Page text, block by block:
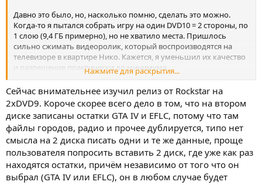
Давно это было, но, насколько помню, сделать это можно.
Когда-то я пытался собрать игру на один DVD10 = 2 стороны, по
1 слою (9,4 ГБ примерно), но не хватило места. Пришлось
сильно сжимать видеоролик, который воспроизводятся на
телевизоре в квартире Нико. Кажется, я уменьшил их качество
и разрешение практически до минимума.
Впрочем, могу ошибаться - с тех пор прошло больше десяти
лет, это было ещё примерно в 2013 году.
Нажмите для раскрытия...
Сейчас внимательнее изучил релиз от Rockstar на
2xDVD9. Короче скорее всего дело в том, что на втором
диске записаны остатки GTA IV и EFLC, потому что там
файлы городов, радио и прочее дублируется, типо нет
смысла на 2 диска писать одни и те же данные, проще
пользователя попросить вставить 2 диск, где уже как раз
находятся остатки, причём независимо от того что он
выбрал (GTA IV или EFLC), он в любом случае будет